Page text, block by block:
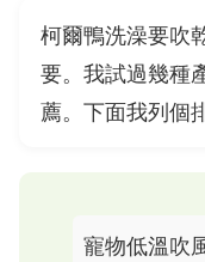
柯爾鴨洗澡要吹
要。我試過幾種
薦。下面我列個
寵物低溫吹